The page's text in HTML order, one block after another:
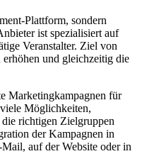
Plattform, sondern
ist spezialisiert auf
Veranstalter. Ziel von
erhöhen und gleichzeitig die
Marketingkampagnen für
Möglichkeiten,
richtigen Zielgruppen
der Kampagnen in
auf der Website oder in